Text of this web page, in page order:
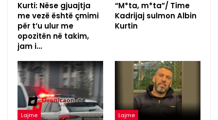
Kurti: Nëse gjuajtja
me vezë është çmimi
për t’u ulur me
opozitën në takim,
jam i…
“M*ta, m*ta”/ Time
Kadrijaj sulmon Albin
Kurtin
Lajme Lajme